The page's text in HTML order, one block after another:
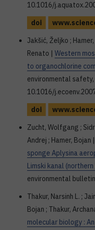
10.1016/
doi
Jakšić, Željko ;
Renato | Western
to organochlorine
environmental
10.1016/
doi
Zucht, Wolfgang ;
Andrej ; Hamer, Bojan |
sponge Aplysina
Limski kanal
environmental
Thakur, Narsinh L. ;
Bojan ; Thakur,
molecular biology :